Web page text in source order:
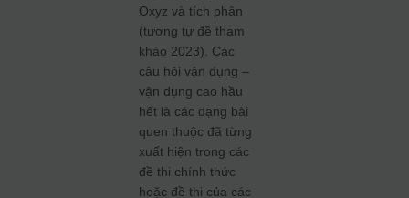
Oxyz và tích phân
(tương tự đề tham
khảo 2023). Các
câu hỏi vận dụng –
vận dụng cao hầu
hết là các dạng bài
quen thuộc đã từng
xuất hiện trong các
đề thi chính thức
hoặc đề thi của các